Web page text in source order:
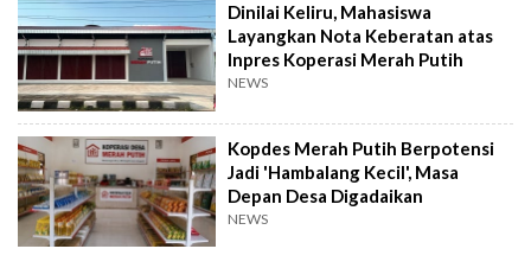
Dinilai Keliru, Mahasiswa
Layangkan Nota Keberatan atas
Inpres Koperasi Merah Putih
NEWS
Kopdes Merah Putih Berpotensi
Jadi 'Hambalang Kecil', Masa
Depan Desa Digadaikan
NEWS